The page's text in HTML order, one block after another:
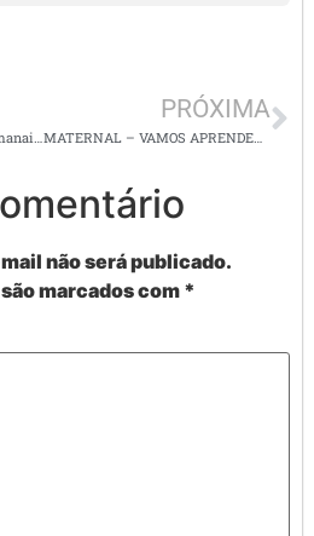
Ed. infantil – Atividades semanais super divertidas
PRÓXIMA
MATERNAL – VAMOS APRENDER USAR A TESOURA. (EI02TS02) (EI02CO05)
não será publicado.
marcados com *